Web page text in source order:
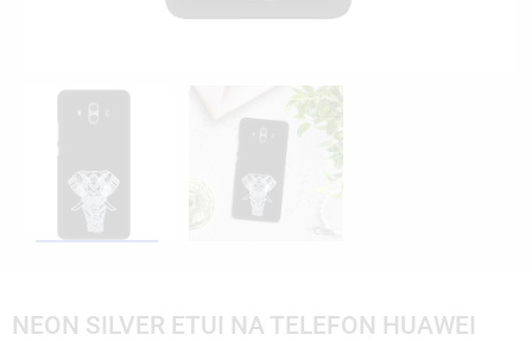
NEON SILVER ETUI NA TELEFON HUAWEI